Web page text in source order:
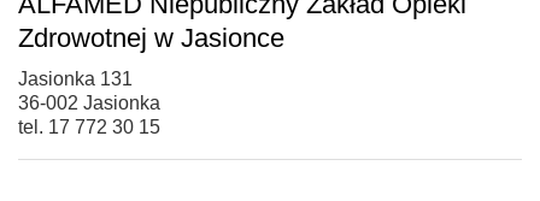
Zdrowotnej w Jasionce
Jasionka 131
36-002 Jasionka
tel. 17 772 30 15